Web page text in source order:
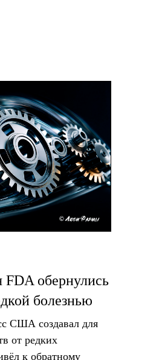
обернулись
болезнью
США создавал для
от редких
к обратному